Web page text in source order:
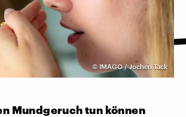
© IMAGO / Jochen Tack
Mundgeruch tun können